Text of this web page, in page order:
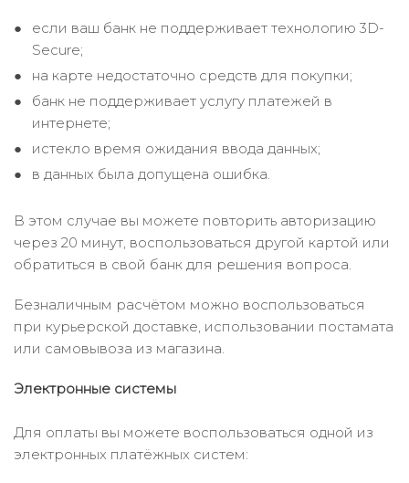
если ваш банк не поддерживает технологию 3D-
Secure;
на карте недостаточно средств для покупки;
банк не поддерживает услугу платежей в
интернете;
истекло время ожидания ввода данных;
в данных была допущена ошибка.
В этом случае вы можете повторить авторизацию
через 20 минут, воспользоваться другой картой или
обратиться в свой банк для решения вопроса.
Безналичным расчётом можно воспользоваться
при курьерской доставке, использовании постамата
или самовывоза из магазина.
Электронные системы
Для оплаты вы можете воспользоваться одной из
электронных платёжных систем: